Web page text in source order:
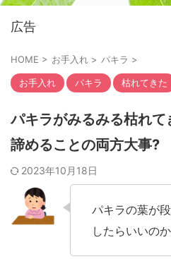
広告
HOME > お手入れ > パキラ >
お手入れ パキラ 枯れてきた
パキラがみるみる枯れて
諦めることの両方大事?
2023年10月18日
パキラの葉が
したらいいの